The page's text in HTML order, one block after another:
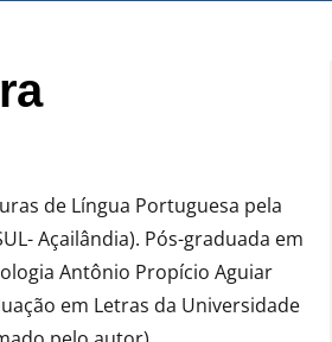
de Língua Portuguesa pela
Açailândia). Pós-graduada em
Antônio Propício Aguiar
em Letras da Universidade